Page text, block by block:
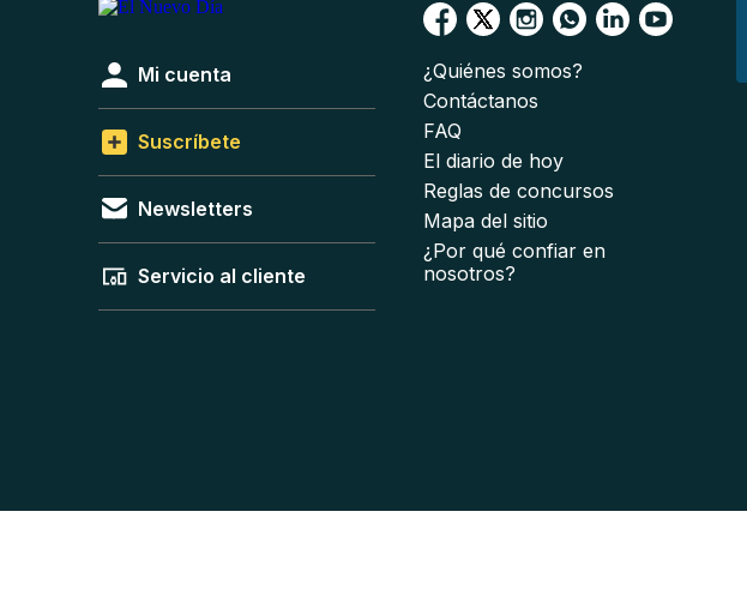
Mi cuenta
Suscríbete
Newsletters
Servicio al cliente
¿Quiénes somos?
Contáctanos
FAQ
El diario de hoy
Reglas de concursos
Mapa del sitio
¿Por qué confiar en
nosotros?